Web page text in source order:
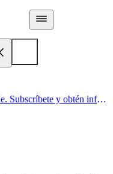
Acá comienza un estilo de vida saludable. Subscríbete y obtén información de primera mano